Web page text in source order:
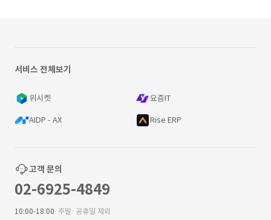
서비스 전체보기
위시켓 요즘IT
AIDP - AX Rise ERP
고객 문의
02-6925-4849
10:00-18:00 주말·공휴일 제외